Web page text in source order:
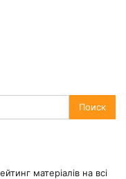
матеріалів на всі